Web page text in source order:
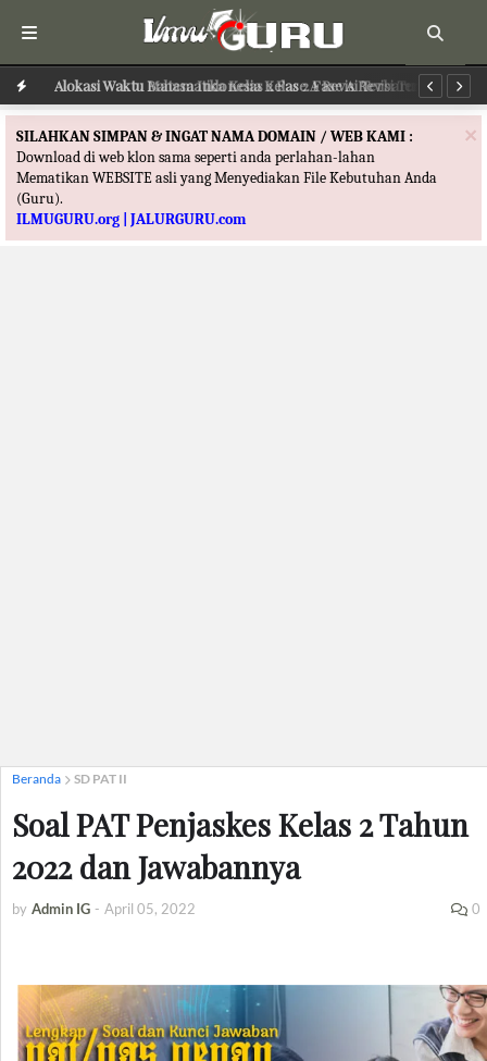
Alokasi Waktu Matematika Kelas 2 Fase A Revisi Terbaru
Alokasi Waktu Bahasa Indonesia Kelas 2 Fase A Revisi Terbaru
×
SILAHKAN SIMPAN & INGAT NAMA DOMAIN / WEB KAMI :
Download di web klon sama seperti anda perlahan-lahan
Mematikan WEBSITE asli yang Menyediakan File Kebutuhan Anda
(Guru).
ILMUGURU.org | JALURGURU.com
Beranda SD PAT II
Soal PAT Penjaskes Kelas 2 Tahun
2022 dan Jawabannya
by Admin IG - April 05, 2022 0